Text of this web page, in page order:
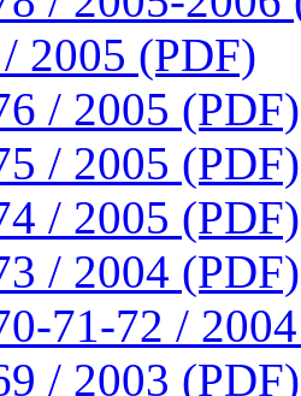
2005 (PDF)
/ 2005 (PDF)
/ 2005 (PDF)
/ 2005 (PDF)
/ 2004 (PDF)
71-72 /
/ 2003 (PDF)